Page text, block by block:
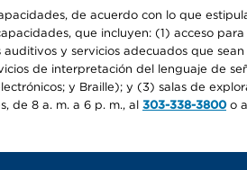
de acuerdo con lo que
que incluyen: (1) acceso
y servicios adecuados que sean
de interpretación del lenguaje de
y Braille); y (3) salas de
de 8 a. m. a 6 p. m., al 303-338-3800o